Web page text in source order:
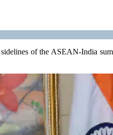
of the ASEAN-India